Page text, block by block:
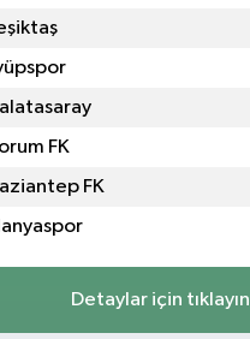
FK
FK
Detaylar için tıklayın